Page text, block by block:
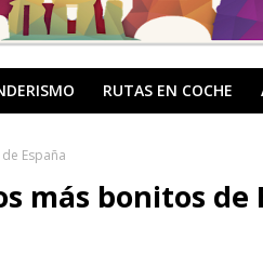
RUTAS EN COCHE
España
más bonitos de